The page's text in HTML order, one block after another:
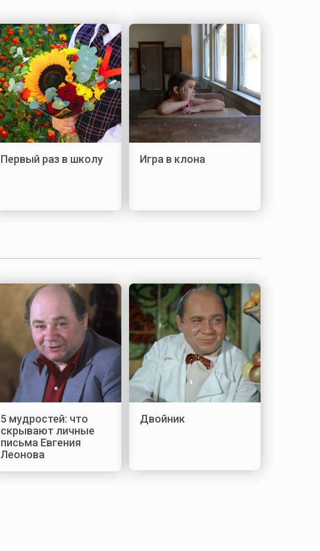
Первый раз в школу Игра в клона
5 мудростей: что
скрывают личные
письма Евгения
Леонова
Двойник